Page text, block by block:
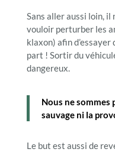
Sans aller aussi loin,
vouloir perturber les
klaxon) afin
part ! Sortir du
dangereux.
Nous ne sommes
sauvage ni la
Le but est aussi de